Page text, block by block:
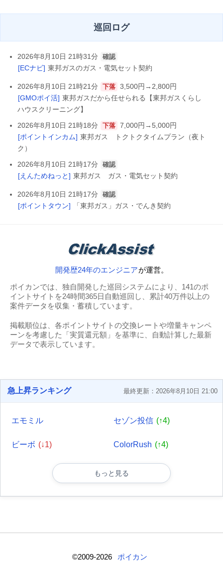
巡回ログ
2026年8月10日 21時31分 確認
[ECナビ] 東邦ガスのガス・電気セット契約
2026年8月10日 21時21分 下落 3,500円→2,800円
[GMOポイ活] 東邦ガスだから任せられる【東邦ガスくらし
ハウスクリーニング】
2026年8月10日 21時18分
下落 7,000円→5,000円
[ポイントインカム] 東邦ガス トクトクタイムプラン（夜ト
ク）
2026年8月10日 21時17分
確認
[えんためねっと] 東邦ガス ガス・電気セット契約
2026年8月10日 21時17分 確認
[ポイントタウン] 「東邦ガス」ガス・でんき契約
開発歴24年のエンジニアが運営。
ポイカンでは、独自開発した巡回システムにより、141のポ
イントサイトを24時間365日自動巡回し、累計40万件以上の
案件データを収集・蓄積しています。
掲載順位は、各ポイントサイトの交換レートや増量キャンペ
ーンを考慮した「実質還元額」を基準に、自動計算した最新
データで表示しています。
急上昇ランキング 最終更新：2026年8月10日 21:00
エモミル セゾン投信 (↑4)
ビーボ (↓1) ColorRush (↑4)
もっと見る
©2009-2026 ポイカン